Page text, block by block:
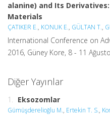
alanine) and Its
Materials
ÇATIKER E., KONUK E., GÜLTAN T.,
International Conference on
2016, Güney Kore, 8 - 11
Diğer Yayınlar
1. Eksozomlar
Gümüşderelioğlu M., Ertekin T. S.,